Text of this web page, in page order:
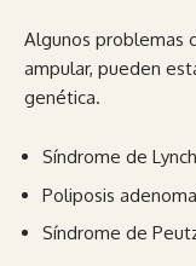
Algunos problemas
ampular, pueden
genética.
Síndrome de Lynch
Poliposis
Síndrome de